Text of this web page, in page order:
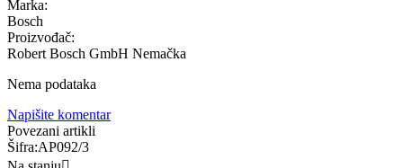
Marka:
Bosch
Proizvođač:
Robert Bosch GmbH Nemačka
Nema podataka
Napišite komentar
Povezani artikli
Šifra:AP092/3